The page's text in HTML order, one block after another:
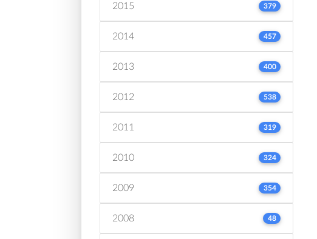
2015 379
2014 457
2013 400
2012 538
2011 319
2010 324
2009 354
2008 48